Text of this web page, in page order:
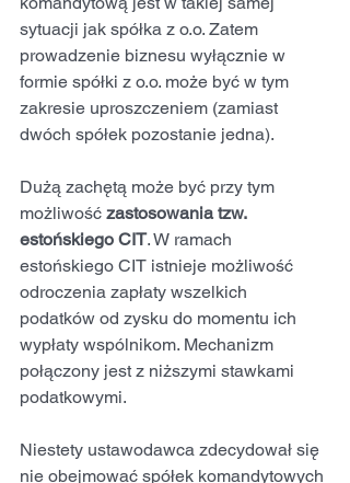
sytuacji jak spółka z o.o. Zatem
prowadzenie biznesu wyłącznie w
formie spółki z o.o. może być w tym
zakresie uproszczeniem (zamiast
dwóch spółek pozostanie jedna).
Dużą zachętą może być przy tym
możliwość zastosowania tzw.
estońskiego CIT. W ramach
estońskiego CIT istnieje możliwość
odroczenia zapłaty wszelkich
podatków od zysku do momentu ich
wypłaty wspólnikom. Mechanizm
połączony jest z niższymi stawkami
podatkowymi.
Niestety ustawodawca zdecydował się
nie obejmować spółek komandytowych